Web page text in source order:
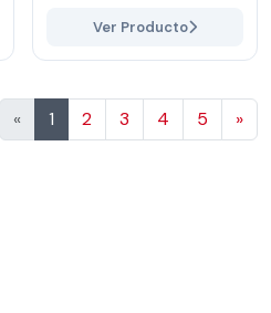
Ver Producto
« 1 2 3 4 5 »